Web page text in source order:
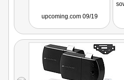
upcoming.com 09/19